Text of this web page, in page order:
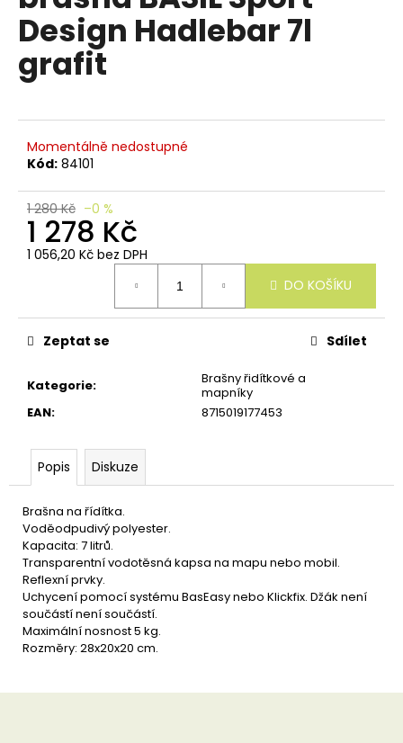
0,0
5
hvězdiček.
Design Hadlebar 7l
grafit
Momentálně nedostupné
Kód: 84101
1 280 Kč –0 %
1 278 Kč
1 056,20 Kč bez DPH
DO KOŠÍKU
Kategorie:
Brašny řidítkové a
mapníky
EAN: 8715019177453
Zeptat se Sdílet
Popis Diskuze
Brašna na řídítka.
Voděodpudivý polyester.
Kapacita: 7 litrů.
Transparentní vodotěsná kapsa na mapu nebo mobil.
Reflexní prvky.
Uchycení pomocí systému BasEasy nebo Klickfix. Džák není
součástí není součástí.
Maximální nosnost 5 kg.
Rozměry: 28x20x20 cm.
n
a
j
t
?
D
o
u
m
e